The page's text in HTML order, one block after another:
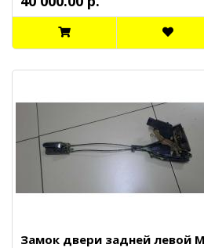
Замок двери задней левой